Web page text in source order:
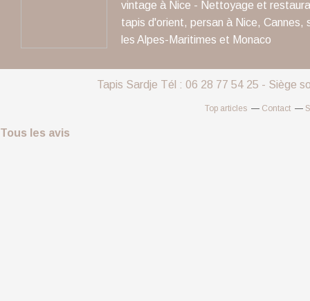
vintage à Nice - Nettoyage et
tapis d'orient, persan à Nice, Cannes,
les Alpes-Maritimes et Monaco
Tapis Sardje Tél : 06 28 77 54 25 - Siège
Top articles Contact
Tous les avis